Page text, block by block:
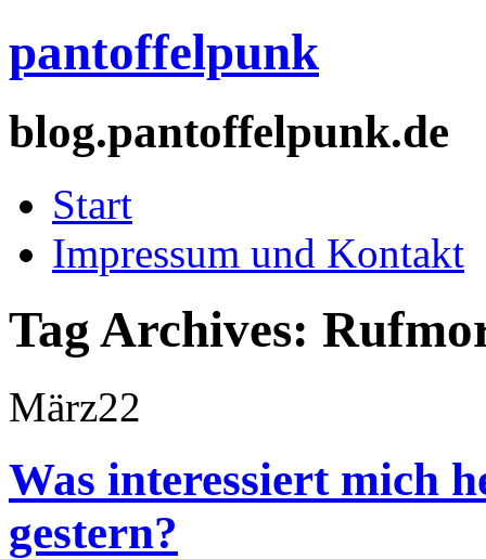
pantoffelpunk
blog.pantoffelpunk.de
Start
Impressum und Kontakt
Tag Archives:
März22
Was interessiert mich
gestern?